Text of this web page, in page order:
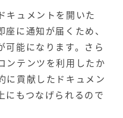
キュメントを開いた
に通知が届くため、
可能になります。さら
ンテンツを利用したか
に貢献したドキュメン
にもつなげられるので